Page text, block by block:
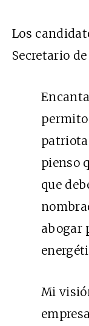
Los
Secretario
patriota
pienso
que
abogar
Mi